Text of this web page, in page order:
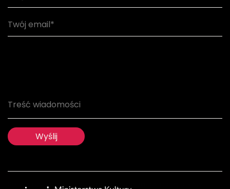
Serwis używa informacji zapisanych za pomocą plików